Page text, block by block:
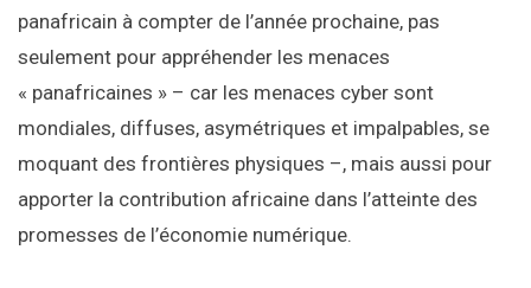
panafricain à compter de l’année prochaine, pas
seulement pour appréhender les menaces
« panafricaines » – car les menaces cyber sont
mondiales, diffuses, asymétriques et impalpables, se
moquant des frontières physiques –, mais aussi pour
apporter la contribution africaine dans l’atteinte des
promesses de l’économie numérique.